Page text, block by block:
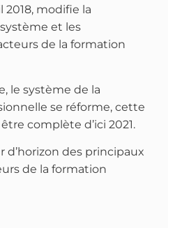
modifie la
et les
de la formation
le système de la
se réforme, cette
complète d’ici 2021.
d’horizon des principaux
de la formation